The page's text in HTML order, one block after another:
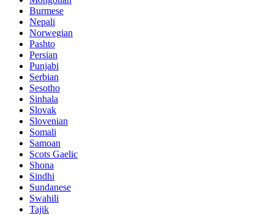
Burmese
Nepali
Norwegian
Pashto
Persian
Punjabi
Serbian
Sesotho
Sinhala
Slovak
Slovenian
Somali
Samoan
Scots Gaelic
Shona
Sindhi
Sundanese
Swahili
Tajik